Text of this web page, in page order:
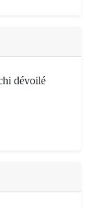
dévoilé